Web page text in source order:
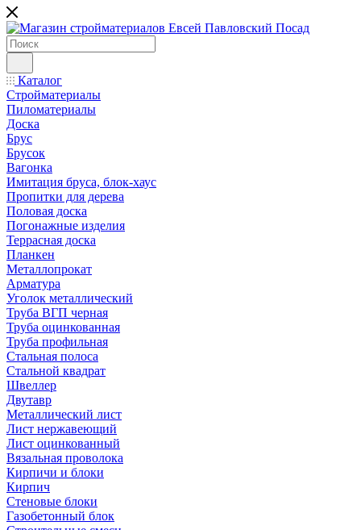
Каталог
Стройматериалы
Пиломатериалы
Доска
Брус
Брусок
Вагонка
Имитация бруса, блок-хаус
Пропитки для дерева
Половая доска
Погонажные изделия
Террасная доска
Планкен
Металлопрокат
Арматура
Уголок металлический
Труба ВГП черная
Труба оцинкованная
Труба профильная
Стальная полоса
Стальной квадрат
Швеллер
Двутавр
Металлический лист
Лист нержавеющий
Лист оцинкованный
Вязальная проволока
Кирпичи и блоки
Кирпич
Стеновые блоки
Газобетонный блок